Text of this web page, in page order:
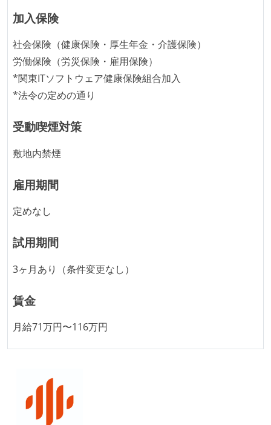
職業安定法に対応する記載事項
【勤務形態は、固定時間制、裁量労働制、フレックス
タイム制などが混在しており、選考プロセスの中で決
定される】
固定残業時間：なし
フレックスタイム制の所定労働時間：1日平均8時間相
休憩時間：1時間
休日制度：完全週休2日制（土日祝休み）
主な休暇：年末年始、夏季、慶弔休暇など
給与形態：年俸制
労働契約期間：無期雇用
試用期間：あり（3ヶ月間）
社会保険：各種社会保険完備（雇用・労災・健康・厚
生年金）
り）
加入保険
社会保険（健康保険・厚生年金・介護保険）
労働保険（労災保険・雇用保険）
*関東ITソフトウェア健康保険組合加入
*法令の定めの通り
受動喫煙対策
敷地内禁煙
雇用期間
定めなし
試用期間
3ヶ月あり（条件変更なし）
賃金
月給71万円〜116万円